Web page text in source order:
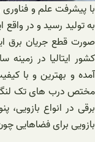
با پیشرفت علم و
به تولید رسید و در
صورت قطع جریان برق
کشور ایتالیا در
آمده و بهترین و با
مختص درب های تک
برقی در انواع بازویی،
بازویی برای فضاهایی